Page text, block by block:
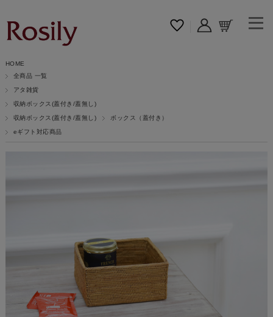
HOME
全商品 一覧
アタ雑貨
収納ボックス(蓋付き/蓋無し)
収納ボックス(蓋付き/蓋無し) ボックス（蓋付き）
eギフト対応商品